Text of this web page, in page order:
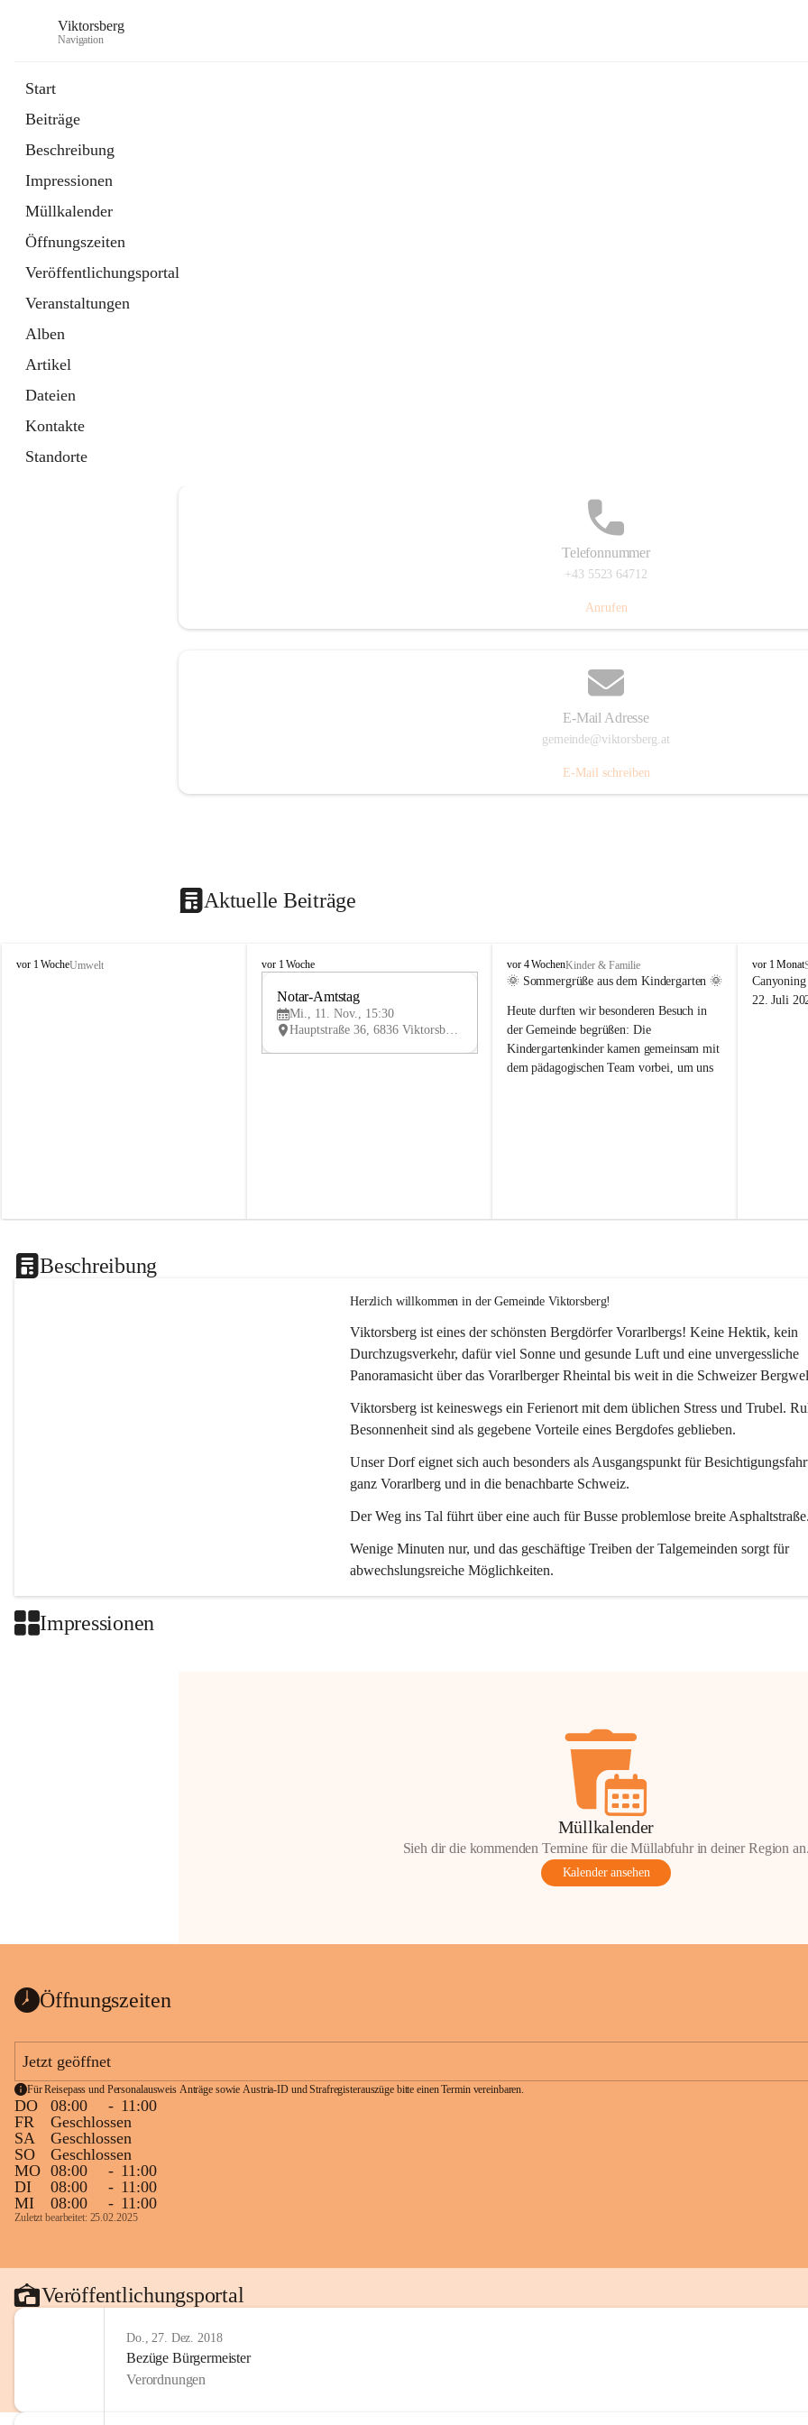
Viktorsberg
Navigation
Start
Beiträge
Beschreibung
Impressionen
Müllkalender
Öffnungszeiten
Veröffentlichungsportal
Veranstaltungen
Alben
Artikel
Dateien
Kontakte
Standorte
Telefonnummer
+43 5523 64712
Anrufen
E-Mail Adresse
gemeinde@viktorsberg.at
E-Mail schreiben
Aktuelle Beiträge
V
vor 1 WocheUmwelt
V
vor 1 Woche
V
Notar-Amtstag
Mi., 11. Nov., 15:30
Hauptstraße 36, 6836 Viktorsberg, AUT
V
i
t
o
r
s
vor 4 WochenKinder & Familie
🌞 Sommergrüße aus dem Kindergarten 🌞
Heute durften wir besonderen Besuch in
der Gemeinde begrüßen: Die
Kindergartenkinder kamen gemeinsam mit
dem pädagogischen Team vorbei, um uns
V
i
k
vor 1 Monat
22. Juli
Beschreibung
Herzlich willkommen in der Gemeinde Viktorsberg!
Viktorsberg ist eines der schönsten Bergdörfer Vorarlbergs! Keine Hektik, kein
Durchzugsverkehr, dafür viel Sonne und gesunde Luft und eine unvergessliche
Panoramasicht über das Vorarlberger Rheintal bis weit in die Schweizer
Viktorsberg ist keineswegs ein Ferienort mit dem üblichen Stress und Trubel.
Besonnenheit sind als gegebene Vorteile eines Bergdofes geblieben.
Unser Dorf eignet sich auch besonders als Ausgangspunkt für
ganz Vorarlberg und in die benachbarte Schweiz.
Der Weg ins Tal führt über eine auch für Busse problemlose breite
Wenige Minuten nur, und das geschäftige Treiben der Talgemeinden sorgt für
abwechslungsreiche Möglichkeiten.
Impressionen
Müllkalender
Sieh dir die kommenden Termine für die Müllabfuhr in deiner Region
Kalender ansehen
Öffnungszeiten
Jetzt geöffnet
Für Reisepass und Personalausweis Anträge sowie Austria-ID und Strafregisterauszüge bitte einen Termin vereinbaren.
DO 08:00 - 11:00
FR
Geschlossen
SA
Geschlossen
SO
Geschlossen
MO 08:00 - 11:00
DI
08:00 - 11:00
MI
08:00 - 11:00
Zuletzt bearbeitet: 25.02.2025
Veröffentlichungsportal
Do., 27. Dez. 2018
Bezüge Bürgermeister
Verordnungen